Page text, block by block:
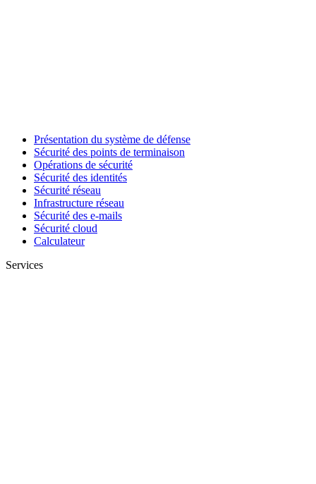
Présentation du système de défense
Sécurité des points de terminaison
Opérations de sécurité
Sécurité des identités
Sécurité réseau
Infrastructure réseau
Sécurité des e-mails
Sécurité cloud
Calculateur
Services